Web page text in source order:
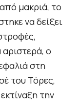
μακριά, το
να δείξει
ο
στη
του Τόρες,
την